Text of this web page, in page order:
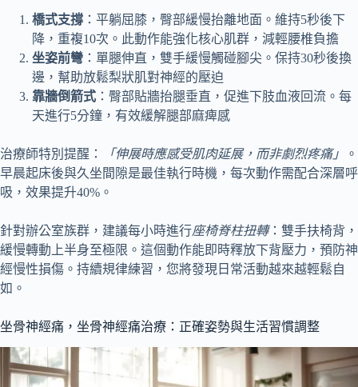
橋式支撐 ：平躺屈膝，臀部緩慢抬離地面。維持5秒後下
降，重複10次。此動作能強化核心肌群，減輕腰椎負擔
坐姿前彎 ：單腿伸直，雙手緩慢觸碰腳尖。保持30秒後換
邊，幫助放鬆梨狀肌對神經的壓迫
靠牆倒箭式 ：臀部貼牆抬腿垂直，促進下肢血液回流。每
天進行5分鐘，有效緩解腿部麻痺感
治療師特別提醒： 「伸展時應感受肌肉延展，而非劇烈疼痛」
。
早晨起床後與久坐間隙是最佳執行時機，每次動作需配合深層呼
吸，效果提升40%。
針對辦公室族群，建議每小時進行座椅脊柱扭轉：雙手扶椅背，
緩慢轉動上半身至極限。這個動作能即時釋放下背壓力，預防神
經慢性損傷。持續規律練習，您將發現日常活動越來越輕鬆自
如。
坐骨神經痛，坐骨神經痛治療：正確姿勢與生活習慣調整